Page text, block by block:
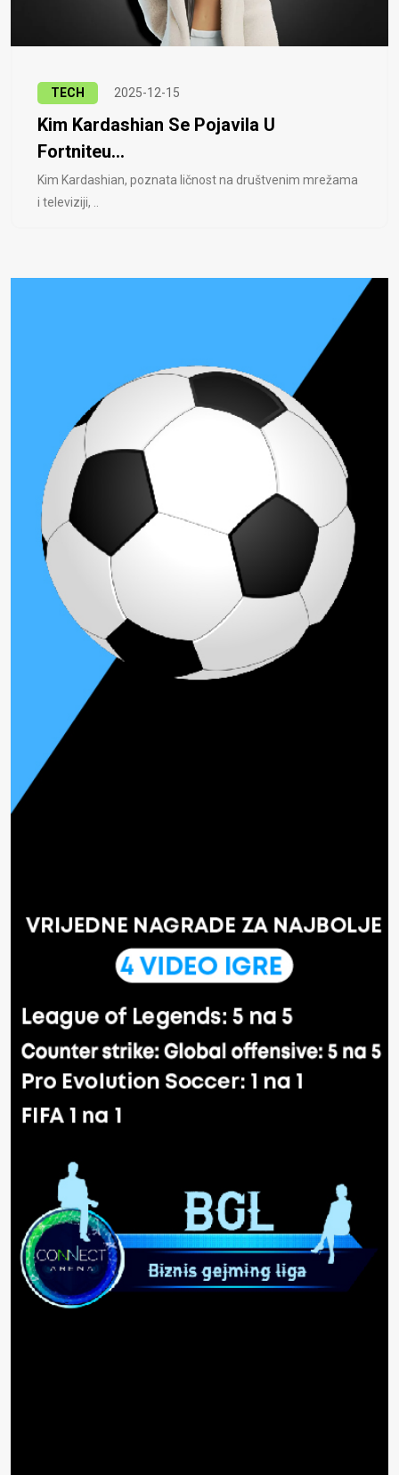
TECH 2025-12-15
Kim Kardashian Se Pojavila U
Fortniteu...
Kim Kardashian, poznata ličnost na društvenim mrežama
i televiziji, ..